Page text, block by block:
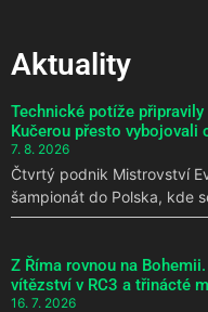
Aktuality
Technické potíže
Kučerou přesto vybojovali
7. 8. 2026
Čtvrtý podnik Mistrovství
šampionát do Polska, kde
Z Říma rovnou na
vítězství v RC3 a třinácté
16. 7. 2026